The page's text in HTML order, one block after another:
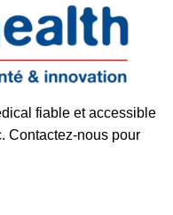
fiable et accessible
Contactez-nous pour